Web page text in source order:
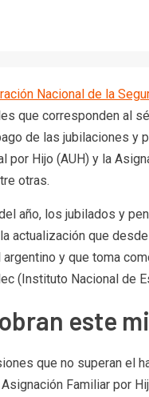
Nacional de la
que corresponden al
de las jubilaciones y
por Hijo (AUH) y la
otras.
año, los jubilados y
actualización que
y que toma
(Instituto Nacional de
este
que no superan el
Familiar por